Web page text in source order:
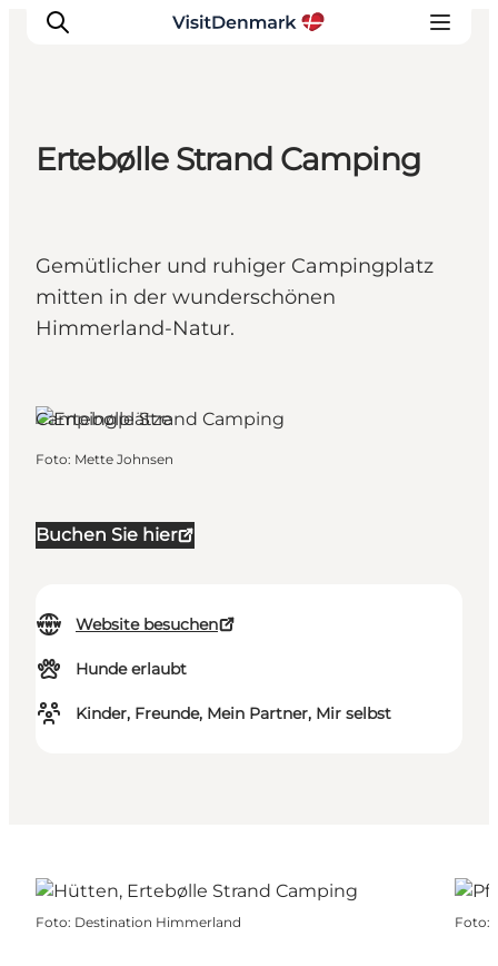
Erlebnisse
Unterkünfte
Reiseplanung
Ertebølle Strand Camping
Gemütlicher und ruhiger Campingplatz
mitten in der wunderschönen
Himmerland-Natur.
Buchen Sie hier
Website besuchen
Hunde erlaubt
Kinder, Freunde, Mein Partner, Mir selbst
Campingplätze
Foto: Mette Johnsen
Foto: Destination Himmerland Foto: